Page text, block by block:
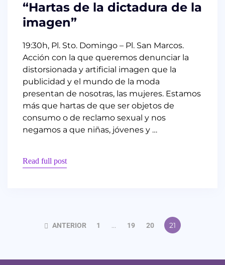
“Hartas de la dictadura de la
imagen”
19:30h, Pl. Sto. Domingo – Pl. San Marcos.
Acción con la que queremos denunciar la
distorsionada y artificial imagen que la
publicidad y el mundo de la moda
presentan de nosotras, las mujeres. Estamos
más que hartas de que ser objetos de
consumo o de reclamo sexual y nos
negamos a que niñas, jóvenes y …
Read full post
ANTERIOR 1 … 19 20 21